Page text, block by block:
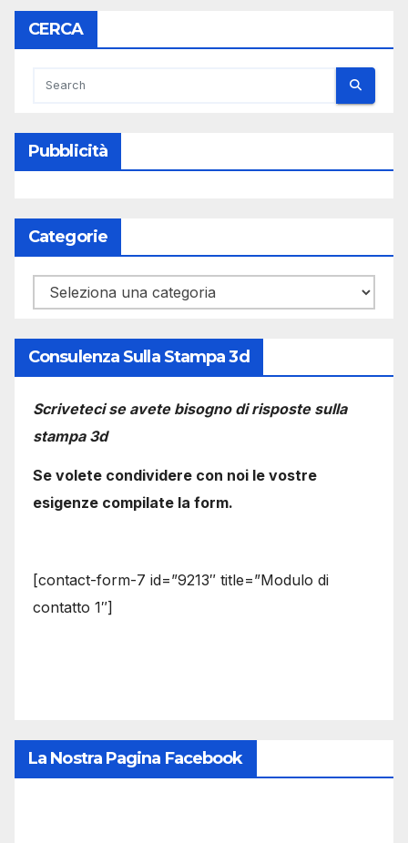
CERCA
Pubblicità
Categorie
Categorie
Consulenza Sulla Stampa 3d
Scriveteci se avete bisogno di risposte sulla
stampa 3d
Se volete condividere con noi le vostre
esigenze compilate la form.
[contact-form-7 id=”9213″ title=”Modulo di
contatto 1″]
La Nostra Pagina Facebook